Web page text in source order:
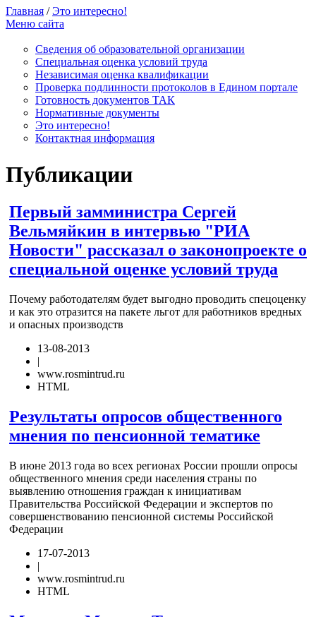
Главная /Это интересно!
Меню сайта
Сведения об образовательной организации
Cпециальная оценка условий труда
Независимая оценка квалификации
Проверка подлинности протоколов в Едином портале
Готовность документов ТАК
Нормативные документы
Это интересно!
Контактная информация
Публикации
Первый замминистра Сергей
Вельмяйкин в интервью "РИА
Новости" рассказал о законопроекте о
специальной оценке условий труда
Почему работодателям будет выгодно проводить спецоценку
и как это отразится на пакете льгот для работников вредных
и опасных производств
13-08-2013
|
www.rosmintrud.ru
HTML
Результаты опросов общественного
мнения по пенсионной тематике
В июне 2013 года во всех регионах России прошли опросы
общественного мнения среди населения страны по
выявлению отношения граждан к инициативам
Правительства Российской Федерации и экспертов по
совершенствованию пенсионной системы Российской
Федерации
17-07-2013
|
www.rosmintrud.ru
HTML